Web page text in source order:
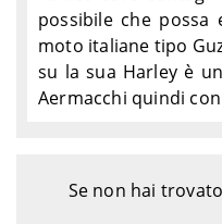
possibile che
moto italiane tipo
su la sua Harley è
Aermacchi quindi
Se non hai